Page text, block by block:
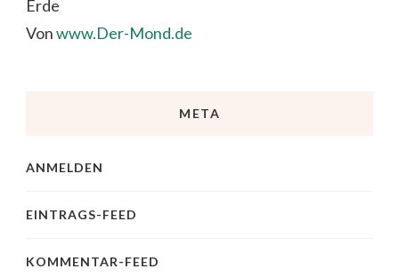
Vonwww.Der-Mond.de
META
ANMELDEN
EINTRAGS-FEED
KOMMENTAR-FEED